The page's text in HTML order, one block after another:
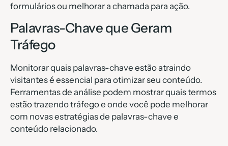
formulários ou melhorar a chamada para ação.
Palavras-Chave que Geram
Tráfego
Monitorar quais palavras-chave estão atraindo
visitantes é essencial para otimizar seu conteúdo.
Ferramentas de análise podem mostrar quais termos
estão trazendo tráfego e onde você pode melhorar
com novas estratégias de palavras-chave e
conteúdo relacionado.